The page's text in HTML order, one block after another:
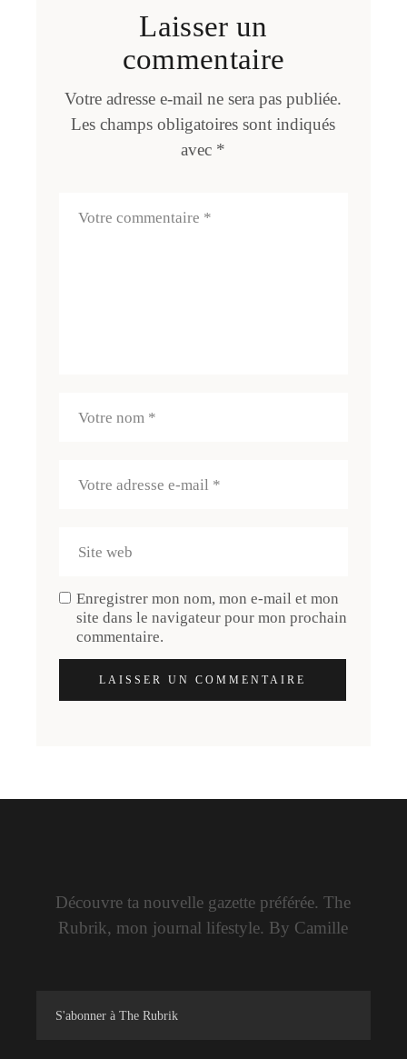
Laisser un
commentaire
Votre adresse e-mail ne sera pas publiée.
Les champs obligatoires sont indiqués
avec *
Enregistrer mon nom, mon e-mail et mon
site dans le navigateur pour mon prochain
commentaire.
LAISSER UN COMMENTAIRE
Découvre ta nouvelle gazette préférée. The
Rubrik, mon journal lifestyle. By Camille